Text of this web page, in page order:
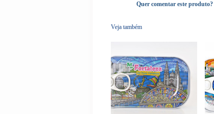
Quer comentar este produto?
Veja também